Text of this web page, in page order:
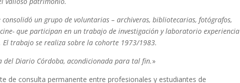
un grupo de voluntarias – archiveras, bibliotecarias, fotógrafos,
que participan en un trabajo de investigación y laboratorio experiencia
trabajo se realiza sobre la cohorte 1973/1983.
del Diario Córdoba, acondicionada para tal fin.»
de consulta permanente entre profesionales y estudiantes de